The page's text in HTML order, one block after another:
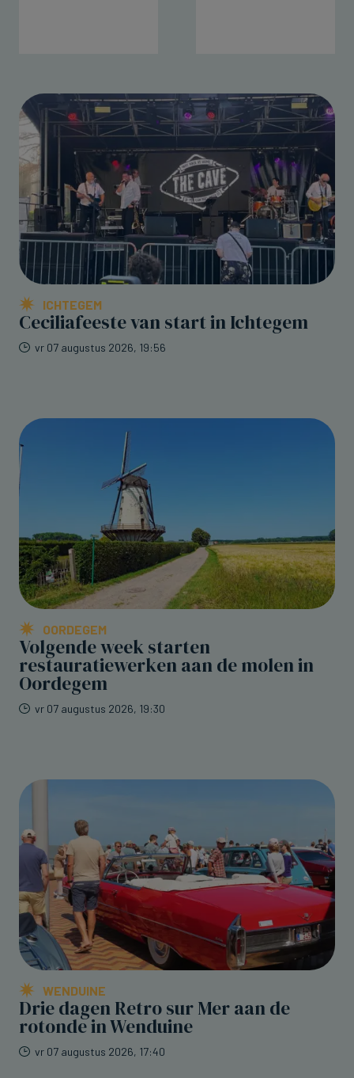
ICHTEGEM
Ceciliafeeste van start in Ichtegem
vr 07 augustus 2026, 19:56
OORDEGEM
Volgende week starten
restauratiewerken aan de molen in
Oordegem
vr 07 augustus 2026, 19:30
WENDUINE
Drie dagen Retro sur Mer aan de
rotonde in Wenduine
vr 07 augustus 2026, 17:40